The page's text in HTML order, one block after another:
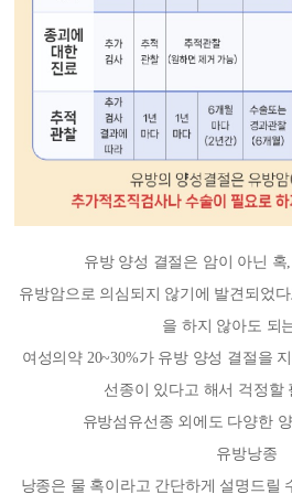
유방 양성 결절은 암이 아닌 혹
유방암으로 의심되지 않기에 발견되었
을 하지 않아도 되
여성의약 20~30%가 유방 양성 결절을
선종이 있다고 해서 걱정할
유방섬유선종 외에도 다양한
유방낭종
낭종은 물 혹이라고 간단하게 설명드릴